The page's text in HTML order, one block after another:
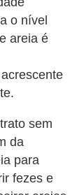
o nível
areia é
sem
da
para
fezes e